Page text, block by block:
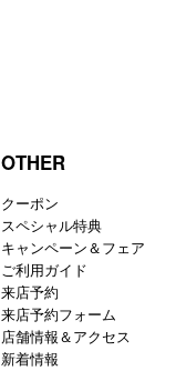
OTHER
クーポン
スペシャル特典
キャンペーン＆フェア
ご利用ガイド
来店予約
来店予約フォーム
店舗情報＆アクセス
新着情報